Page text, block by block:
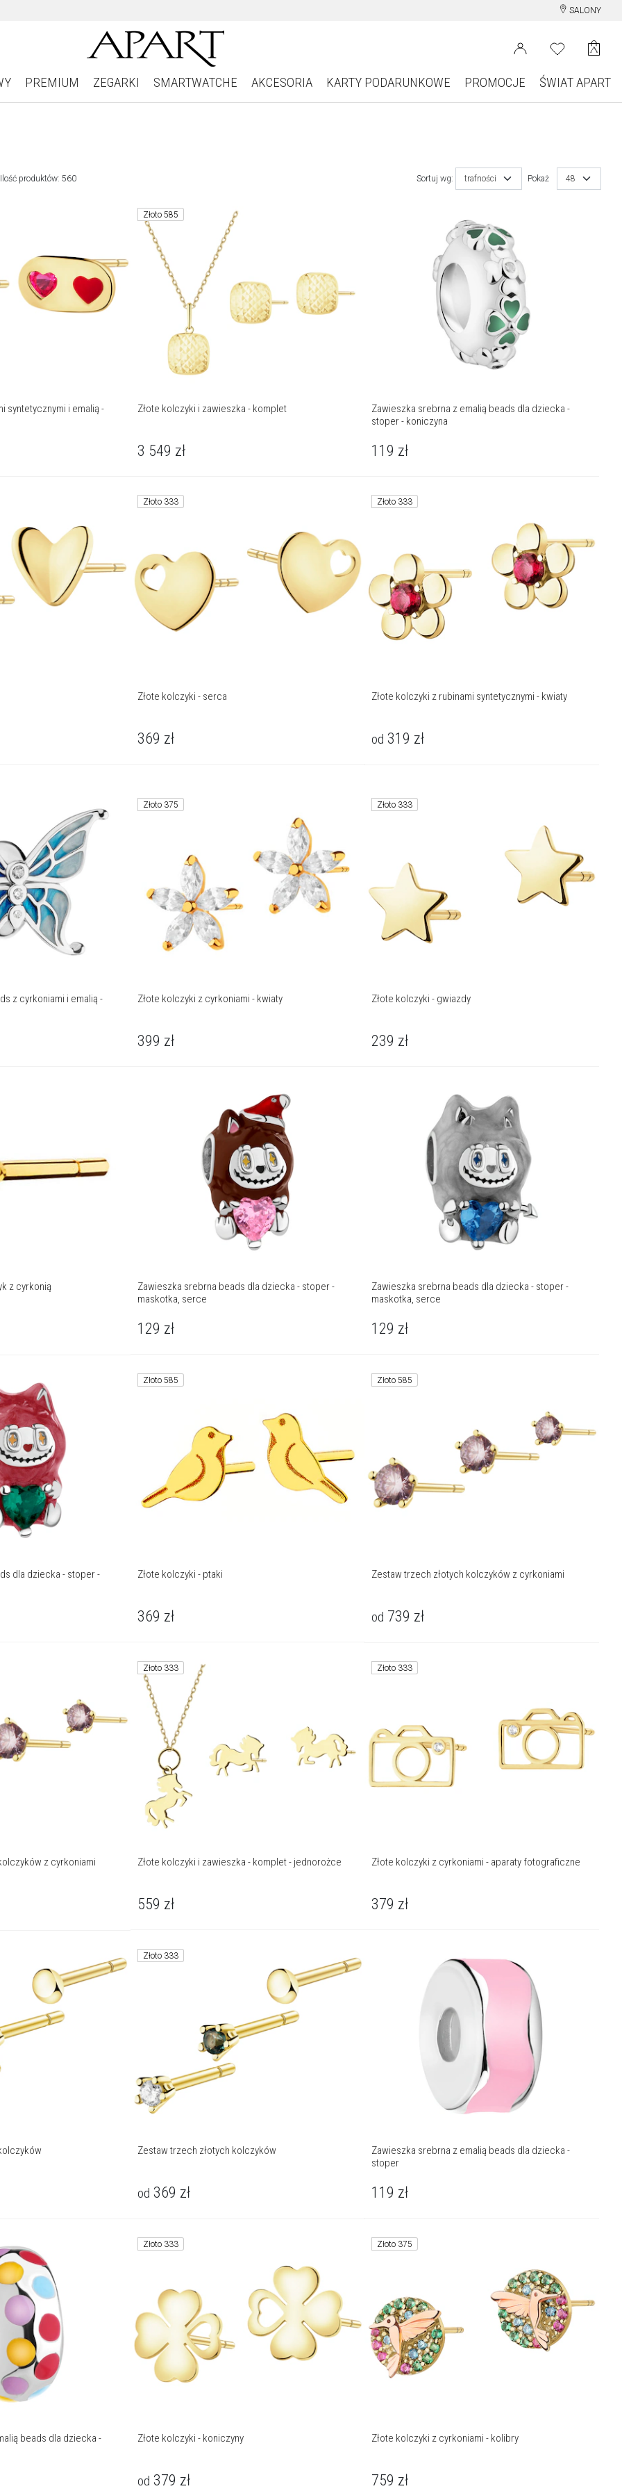
SALONY
PREMIUM ZEGARKI SMARTWATCHE AKCESORIA KARTY PODARUNKOWE PROMOCJE ŚWIAT APART
Sortuj wg: trafności Pokaż 48
Ilość produktów: 560
syntetycznymi i emalią -
Złoto 585
Złote kolczyki i zawieszka - komplet
3 549 zł
Zawieszka srebrna z emalią beads dla dziecka -
stoper - koniczyna
119 zł
Złoto 333
Złote kolczyki - serca
369 zł
Złoto 333
Złote kolczyki z rubinami syntetycznymi - kwiaty
od 319 zł
z cyrkoniami i emalią -
Złoto 375
Złote kolczyki z cyrkoniami - kwiaty
399 zł
Złoto 333
Złote kolczyki - gwiazdy
239 zł
z cyrkonią
Zawieszka srebrna beads dla dziecka - stoper -
maskotka, serce
129 zł
Zawieszka srebrna beads dla dziecka - stoper -
maskotka, serce
129 zł
dla dziecka - stoper -
Złoto 585
Złote kolczyki - ptaki
369 zł
Złoto 585
Zestaw trzech złotych kolczyków z cyrkoniami
od 739 zł
z cyrkoniami
Złoto 333
Złote kolczyki i zawieszka - komplet - jednorożce
559 zł
Złoto 333
Złote kolczyki z cyrkoniami - aparaty fotograficzne
379 zł
Złoto 333
Zestaw trzech złotych kolczyków
od 369 zł
Zawieszka srebrna z emalią beads dla dziecka -
stoper
119 zł
beads dla dziecka -
Złoto 333
Złote kolczyki - koniczyny
od 379 zł
Złoto 375
Złote kolczyki z cyrkoniami - kolibry
759 zł